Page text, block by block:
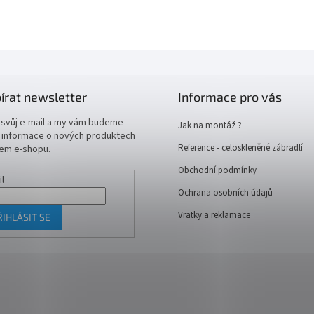
newsletter
e-mail a my vám budeme
o nových produktech
e-shopu.
SE
Informace pro vás
Jak na montáž ?
Reference - celoskleněné zábradlí
Obchodní podmínky
Ochrana osobních údajů
Vratky a reklamace